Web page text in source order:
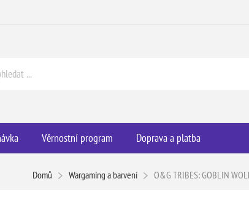
Věrnostní program Doprava a platba
Domů Wargaming a barvení O&G TRIBES: GOBLIN